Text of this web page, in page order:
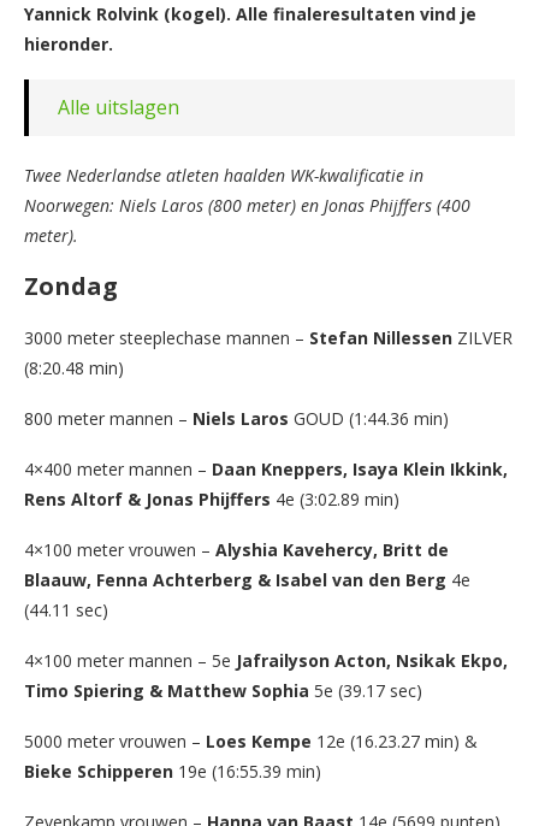
Yannick Rolvink (kogel). Alle finaleresultaten vind je
hieronder.
Alle uitslagen
Twee Nederlandse atleten haalden WK-kwalificatie in
Noorwegen: Niels Laros (800 meter) en Jonas Phijffers (400
meter).
Zondag
3000 meter steeplechase mannen – Stefan Nillessen ZILVER
(8:20.48 min)
800 meter mannen – Niels Laros GOUD (1:44.36 min)
4×400 meter mannen – Daan Kneppers, Isaya Klein Ikkink,
Rens Altorf & Jonas Phijffers 4e (3:02.89 min)
4×100 meter vrouwen – Alyshia Kavehercy, Britt de
Blaauw, Fenna Achterberg & Isabel van den Berg 4e
(44.11 sec)
4×100 meter mannen – 5e Jafrailyson Acton, Nsikak Ekpo,
Timo Spiering & Matthew Sophia 5e (39.17 sec)
5000 meter vrouwen – Loes Kempe 12e (16.23.27 min) &
Bieke Schipperen 19e (16:55.39 min)